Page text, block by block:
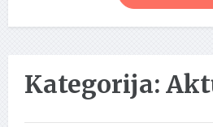
Kategorija: